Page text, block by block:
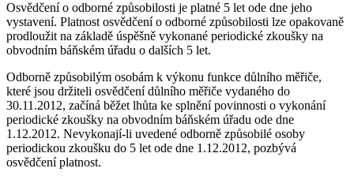
Osvědčení o odborné způsobilosti je platné 5 let ode dne jeho
vystavení. Platnost osvědčení o odborné způsobilosti lze opakovaně
prodloužit na základě úspěšně vykonané periodické zkoušky na
obvodním báňském úřadu o dalších 5 let.
Odborně způsobilým osobám k výkonu funkce důlního měřiče,
které jsou držiteli osvědčení důlního měřiče vydaného do
30.11.2012, začíná běžet lhůta ke splnění povinnosti o vykonání
periodické zkoušky na obvodním báňském úřadu ode dne
1.12.2012. Nevykonají-li uvedené odborně způsobilé osoby
periodickou zkoušku do 5 let ode dne 1.12.2012, pozbývá
osvědčení platnost.